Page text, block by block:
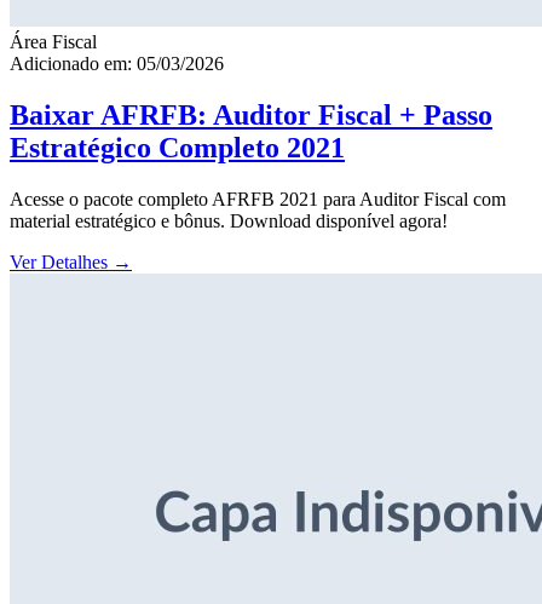
Área Fiscal
Adicionado em: 05/03/2026
Baixar AFRFB: Auditor Fiscal + Passo
Estratégico Completo 2021
Acesse o pacote completo AFRFB 2021 para Auditor Fiscal com
material estratégico e bônus. Download disponível agora!
Ver Detalhes →